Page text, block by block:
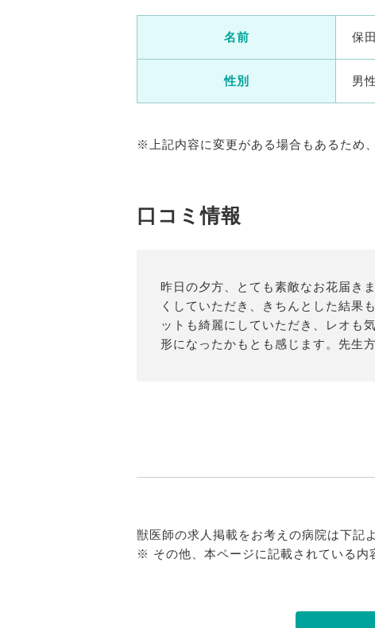
名前 保
性別 男性
※上記内容に変更がある場合もあるため
口コミ情報
昨日の夕方、とても素敵なお花届き
くしていただき、きちんとした結果
ットも綺麗にしていただき、レオも
形になったかもとも感じます。先生
獣医師の求人掲載をお考えの病院は下記
※ その他、本ページに記載されている内